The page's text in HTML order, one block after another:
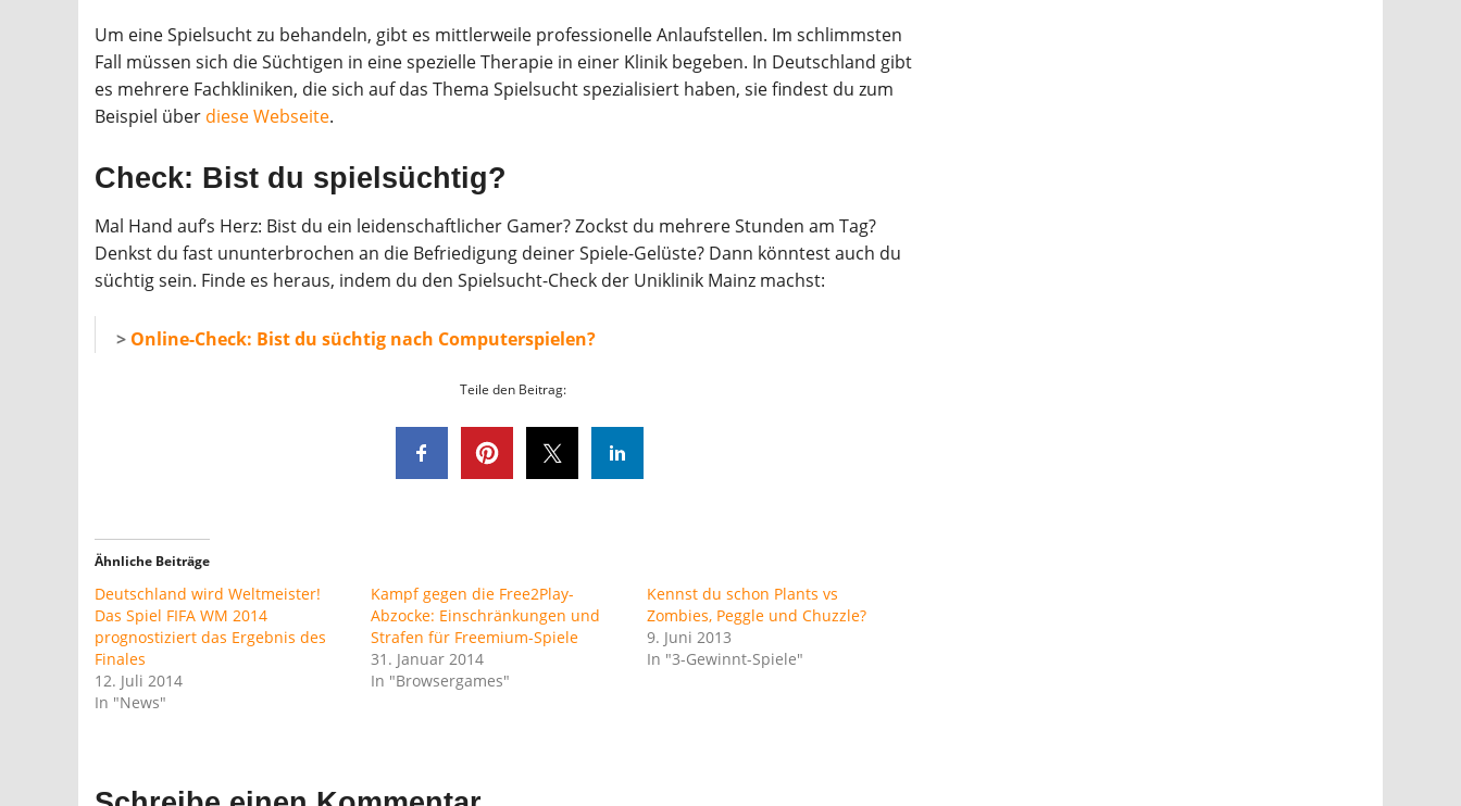
Um eine Spielsucht zu behandeln, gibt es mittlerweile professionelle Anlaufstellen. Im schlimmsten
Fall müssen sich die Süchtigen in eine spezielle Therapie in einer Klinik begeben. In Deutschland gibt
es mehrere Fachkliniken, die sich auf das Thema Spielsucht spezialisiert haben, sie findest du zum
Beispiel über diese Webseite.
Check: Bist du spielsüchtig?
Mal Hand auf’s Herz: Bist du ein leidenschaftlicher Gamer? Zockst du mehrere Stunden am Tag?
Denkst du fast ununterbrochen an die Befriedigung deiner Spiele-Gelüste? Dann könntest auch du
süchtig sein. Finde es heraus, indem du den Spielsucht-Check der Uniklinik Mainz machst:
> Online-Check: Bist du süchtig nach Computerspielen?
Teile den Beitrag:
Ähnliche Beiträge
Deutschland wird Weltmeister!
Das Spiel FIFA WM 2014
prognostiziert das Ergebnis des
Finales
12. Juli 2014
In "News"
Kampf gegen die Free2Play-
Abzocke: Einschränkungen und
Strafen für Freemium-Spiele
31. Januar 2014
In "Browsergames"
Kennst du schon Plants vs
Zombies, Peggle und Chuzzle?
9. Juni 2013
In "3-Gewinnt-Spiele"